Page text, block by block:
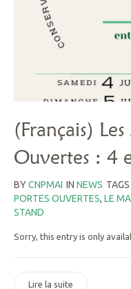
(Français)
Ouvertes : 4
BYCNPMAI IN NEWS TAGS
PORTES OUVERTES, LE
STAND
Sorry, this entry is only
Lire la suite